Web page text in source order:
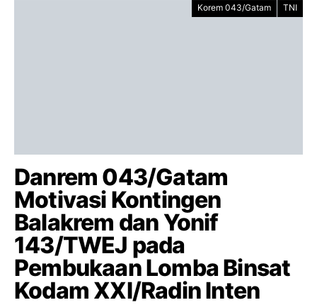
Korem 043/Gatam TNI
Danrem 043/Gatam
Motivasi Kontingen
Balakrem dan Yonif
143/TWEJ pada
Pembukaan Lomba Binsat
Kodam XXI/Radin Inten